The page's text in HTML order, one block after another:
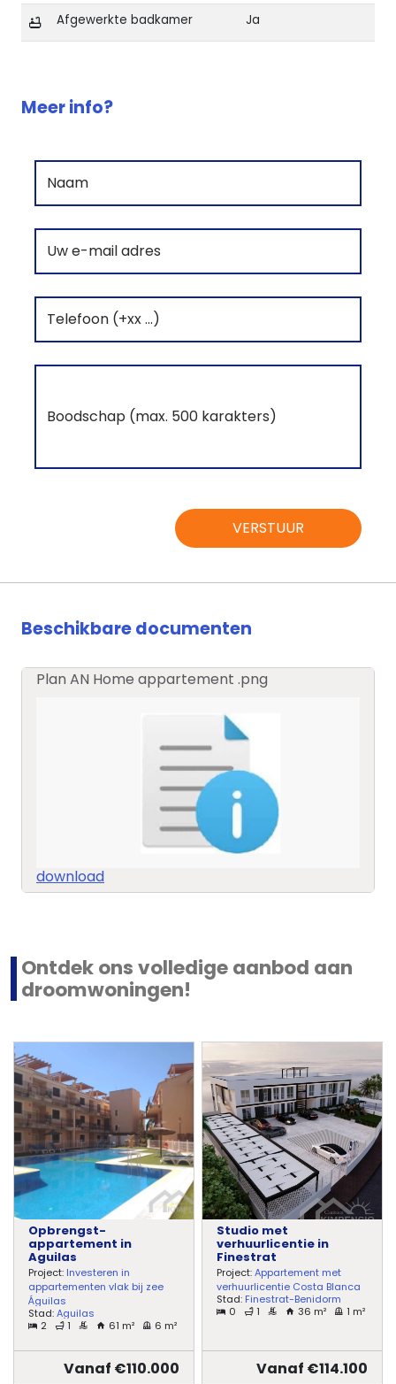
Afgewerkte badkamer Ja
Meer info?
VERSTUUR
Beschikbare documenten
Plan AN Home appartement .png
download
Ontdek ons volledige aanbod aan
droomwoningen!
Opbrengst-
appartement in
Aguilas
Project: Investeren in
appartementen vlak bij zee
Águilas
Stad:Aguilas
2
1 61 m² 6 m²
Vanaf €110.000
Studio met
verhuurlicentie in
Finestrat
Project:Appartement met
verhuurlicentie Costa Blanca
Stad: Finestrat-Benidorm
0
1 36 m² 1 m²
Vanaf €114.100